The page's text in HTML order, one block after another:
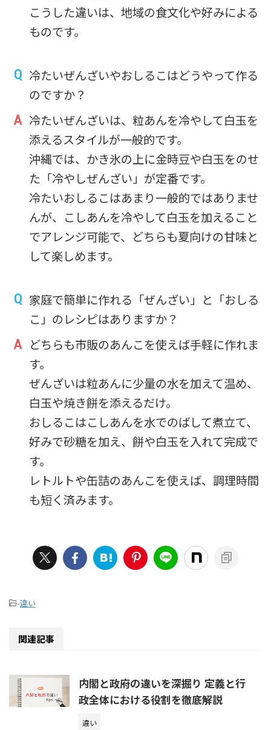
こうした違いは、地域の食文化や好みによる
ものです。
冷たいぜんざいやおしるこはどうやって作る
のですか？
冷たいぜんざいは、粒あんを冷やして白玉を
添えるスタイルが一般的です。
沖縄では、かき氷の上に金時豆や白玉をのせ
た「冷やしぜんざい」が定番です。
冷たいおしるこはあまり一般的ではありませ
んが、こしあんを冷やして白玉を加えること
でアレンジ可能で、どちらも夏向けの甘味と
して楽しめます。
家庭で簡単に作れる「ぜんざい」と「おしる
こ」のレシピはありますか？
どちらも市販のあんこを使えば手軽に作れま
す。
ぜんざいは粒あんに少量の水を加えて温め、
白玉や焼き餅を添えるだけ。
おしるこはこしあんを水でのばして煮立て、
好みで砂糖を加え、餅や白玉を入れて完成で
す。
レトルトや缶詰のあんこを使えば、調理時間
も短く済みます。
-違い
関連記事
内閣と政府の違いを深掘り 定義と行
政全体における役割を徹底解説
違い